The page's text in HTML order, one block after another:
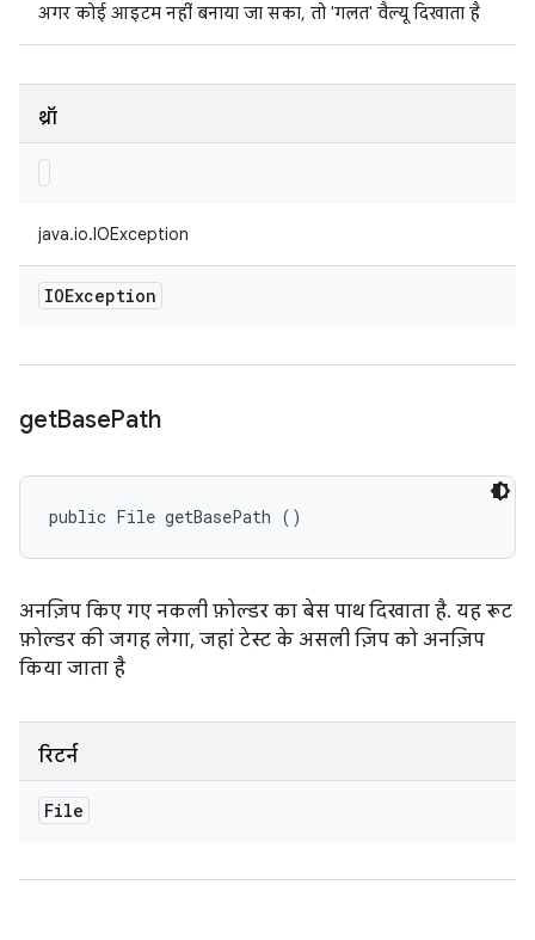
अगर कोई आइटम नहीं बनाया जा सका, तो 'गलत' वैल्यू दिखाता है
थ्रॉ
java.io.IOException
IOException
getBasePath
public File getBasePath ()
अनज़िप किए गए नकली फ़ोल्डर का बेस पाथ दिखाता है. यह रूट
फ़ोल्डर की जगह लेगा, जहां टेस्ट के असली ज़िप को अनज़िप
किया जाता है
रिटर्न
File